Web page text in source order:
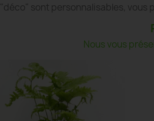
sont personnalisables, vous
Nous vous